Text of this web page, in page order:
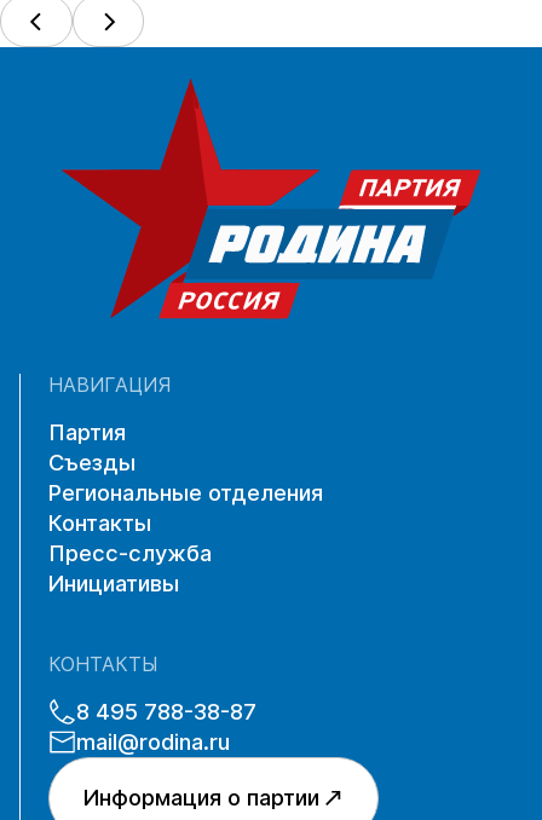
НАВИГАЦИЯ
Партия
Съезды
Региональные отделения
Контакты
Пресс-служба
Инициативы
КОНТАКТЫ
8 495 788-38-87
mail@rodina.ru
Информация о партии